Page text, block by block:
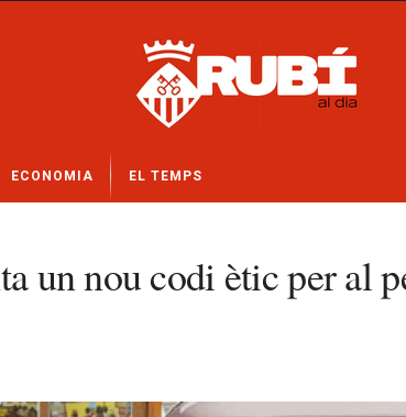
ECONOMIA EL TEMPS
un nou codi ètic per al